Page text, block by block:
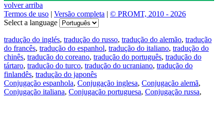
volver arriba
Termos de uso | Versão completa | © PROMT, 2010 - 2026
Select a language
tradução do inglés, tradução do russo, tradução do alemão, tradução
do francês, tradução do espanhol, tradução do italiano, tradução do
chinês, tradução do coreano, tradução do português, tradução do
tártaro, tradução do turco, tradução do ucraniano, tradução do
finlandês, tradução do japonês
Conjugação espanhola, Conjugação inglesa, Conjugação alemã,
Conjugação italiana, Conjugação portuguesa, Conjugação russa,